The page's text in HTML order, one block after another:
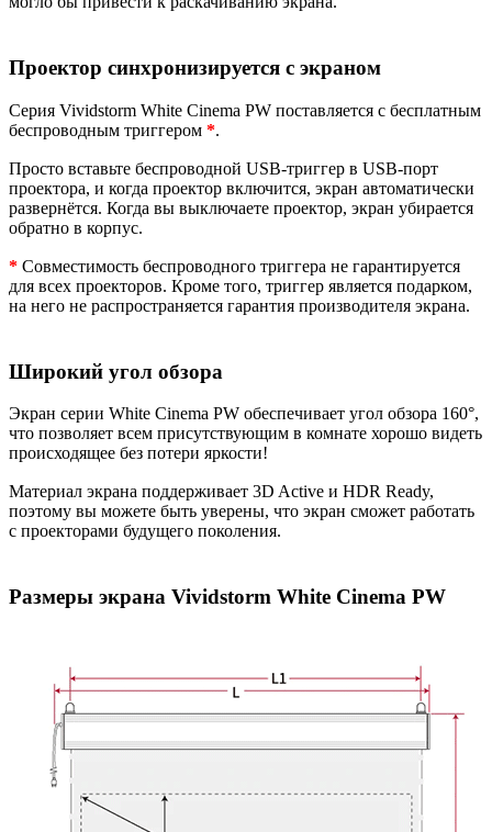
Проектор синхронизируется с экраном
Серия Vividstorm White Cinema PW поставляется с бесплатным
беспроводным триггером *.
Просто вставьте беспроводной USB-триггер в USB-порт
проектора, и когда проектор включится, экран автоматически
развернётся. Когда вы выключаете проектор, экран убирается
обратно в корпус.
* Совместимость беспроводного триггера не гарантируется
для всех проекторов. Кроме того, триггер является подарком,
на него не распространяется гарантия производителя экрана.
Широкий угол обзора
Экран серии White Cinema PW обеспечивает угол обзора 160°,
что позволяет всем присутствующим в комнате хорошо видеть
происходящее без потери яркости!
Материал экрана поддерживает 3D Active и HDR Ready,
поэтому вы можете быть уверены, что экран сможет работать
с проекторами будущего поколения.
Размеры экрана Vividstorm White Cinema PW